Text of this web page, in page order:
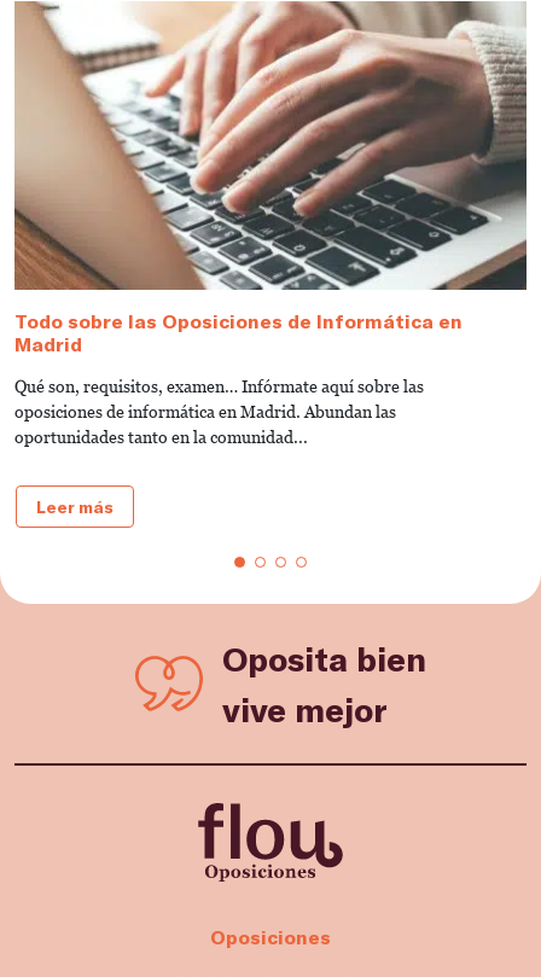
Todo sobre las Oposiciones de Informática en
Madrid
Qué son, requisitos, examen… Infórmate aquí sobre las
oposiciones de informática en Madrid. Abundan las
oportunidades tanto en la comunidad...
Leer más
Oposita bien
vive mejor
Oposiciones